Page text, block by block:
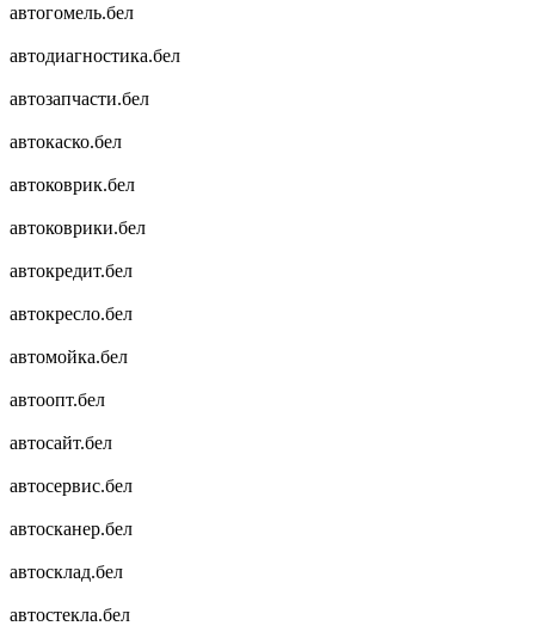
автогомель.бел
автодиагностика.бел
автозапчасти.бел
автокаско.бел
автоковрик.бел
автоковрики.бел
автокредит.бел
автокресло.бел
автомойка.бел
автоопт.бел
автосайт.бел
автосервис.бел
автосканер.бел
автосклад.бел
автостекла.бел